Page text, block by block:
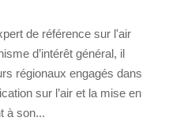
de référence sur l'air
d’intérêt général, il
régionaux engagés dans
sur l’air et la mise en
à son...